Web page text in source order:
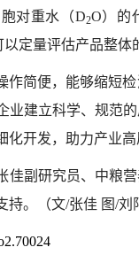
对重水（D2O）的
以定量评估产品整体
作简便，能够缩短
建立科学、规范
开发，助力产业高
佳副研究员、中粮
持。（文/张佳 图/刘